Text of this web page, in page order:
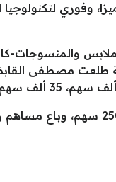
والمنسوجات-
كما باعت مجموعة مرتبطة بداخليين